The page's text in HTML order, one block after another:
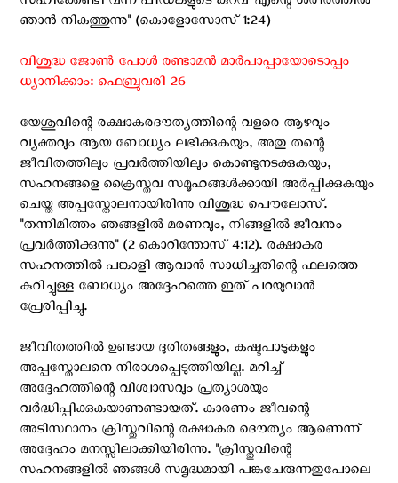
ഞാന്‍ നികത്തുന്നു" (കൊളോസോസ് 1:24)
വിശുദ്ധ ജോൺ പോള്‍ രണ്ടാമൻ മാർപാപ്പായോടൊപ്പം
ധ്യാനിക്കാം: ഫെബ്രുവരി 26
യേശുവിന്റെ രക്ഷാകരദൗത്യത്തിന്റെ വളരെ ആഴവും
വ്യക്തവും ആയ ബോധ്യം ലഭിക്കുകയും, അതു തന്റെ
ജീവിതത്തിലും പ്രവര്‍ത്തിയിലും കൊണ്ടുനടക്കുകയും,
സഹനങ്ങളെ ക്രൈസ്തവ സമൂഹങ്ങൾക്കായി അർപ്പിക്കുകയും
ചെയ്ത അപ്പസ്തോലനായിരിന്നു വിശുദ്ധ പൌലോസ്.
"തന്നിമിത്തം ഞങ്ങളിൽ മരണവും, നിങ്ങളിൽ ജീവനും
പ്രവർത്തിക്കുന്നു" (2 കൊറിന്തോസ് 4:12). രക്ഷാകര
സഹനത്തിൽ പങ്കാളി ആവാൻ സാധിച്ചതിന്റെ ഫലത്തെ
കുറിച്ചുള്ള ബോധ്യം അദ്ദേഹത്തെ ഇത് പറയുവാൻ
പ്രേരിപ്പിച്ചു.
ജീവിതത്തിൽ ഉണ്ടായ ദുരിതങ്ങളും, കഷ്ടപാടുകളും
അപ്പസ്തോലനെ നിരാശപ്പെടുത്തിയില്ല. മറിച്ച്
അദ്ദേഹത്തിന്റെ വിശ്വാസവും പ്രത്യാശയും
വര്‍ദ്ധിപ്പിക്കുകയാണുണ്ടായത്. കാരണം ജീവന്റെ
അടിസ്ഥാനം ക്രിസ്തുവിന്റെ രക്ഷാകര ദൌത്യം ആണെന്ന്
അദ്ദേഹം മനസ്സിലാക്കിയിരിന്നു. "ക്രിസ്തുവിന്റെ
സഹനങ്ങളില്‍ ഞങ്ങള്‍ സമൃദ്ധമായി പങ്കുചേരുന്നതുപോലെ